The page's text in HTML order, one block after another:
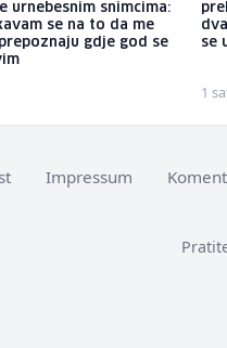
urnebesnim snimcima:
se na to da me
gdje god se
se
1
Impressum